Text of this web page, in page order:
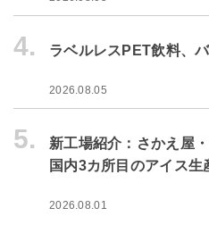
4. ラベルレスPET飲料、
2026.08.05
5.
新工場紹介：さかえ屋
国内3カ所目のアイス生
2026.08.01